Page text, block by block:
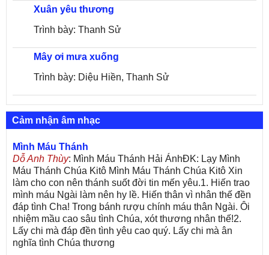
Xuân yêu thương
Trình bày: Thanh Sử
Mây ơi mưa xuống
Trình bày: Diệu Hiền, Thanh Sử
Cảm nhận âm nhạc
Mình Máu Thánh
Dỗ Anh Thùy: Mình Máu Thánh Hải ÁnhĐK: Lạy Mình
Máu Thánh Chúa Kitô Mình Máu Thánh Chúa Kitô Xin
làm cho con nên thánh suốt đời tin mến yêu.1. Hiến trao
mình máu Ngài làm nên hy lề. Hiến thân vì nhân thế đền
đáp tình Cha! Trong bánh rượu chính máu thân Ngài. Ôi
nhiệm mầu cao sâu tình Chúa, xót thương nhân thế!2.
Lấy chi mà đáp đền tình yêu cao quý. Lấy chi mà ân
nghĩa tình Chúa thương